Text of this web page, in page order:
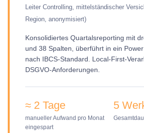
Leiter Controlling, mittelständischer
Region, anonymisiert)
Konsolidiertes Quartalsreporting mit
und 38 Spalten, überführt in ein
nach IBCS-Standard. Local-First-
DSGVO-Anforderungen.
≈ 2 Tage
manueller Aufwand pro Monat
eingespart
5